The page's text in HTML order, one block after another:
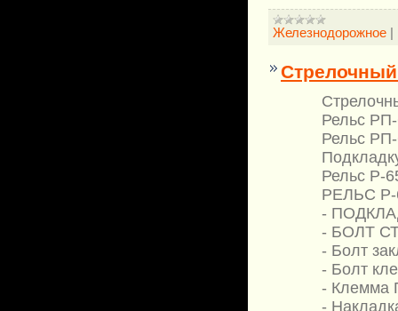
Железнодорожное |
Стрелочный
Рельс
Рельс
Рельс Р-
РЕЛЬС Р-
-
- БОЛТ
- Болт
- Болт
- Клемма
-